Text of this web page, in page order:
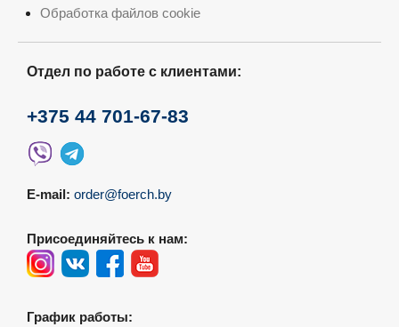
Обработка файлов cookie
Отдел по работе с клиентами:
+375 44 701-67-83
E-mail: order@foerch.by
Присоединяйтесь к нам:
График работы: